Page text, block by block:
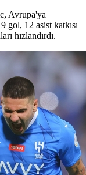
Avrupa'ya
gol, 12 asist katkısı
hızlandırdı.